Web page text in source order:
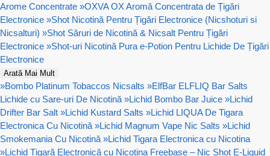
Arome Concentrate »OXVA OX Aromă Concentrata de Țigări
Electronice »Shot Nicotină Pentru Țigări Electronice (Nicshoturi si
Nicsalturi) »Shot Săruri de Nicotină & Nicsalt Pentru Țigări
Electronice »Shot-uri Nicotină Pura e-Potion Pentru Lichide De Țigări
Electronice
Arată Mai Mult
»Bombo Platinum Tobaccos Nicsalts »ElfBar ELFLIQ Bar Salts
Lichide cu Sare-uri De Nicotină »Lichid Bombo Bar Juice »Lichid
Drifter Bar Salt »Lichid Kustard Salts »Lichid LIQUA De Tigara
Electronica Cu Nicotină »Lichid Magnum Vape Nic Salts »Lichid
Smokemania Cu Nicotină »Lichid Tigara Electronica cu Nicotina
»Lichid Țigară Electronică cu Nicotina Freebase – Nic Shot E-Liquid